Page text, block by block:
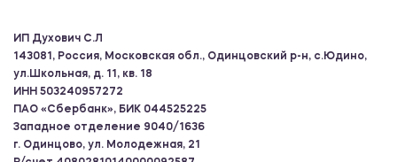
ИП Духович С.Л
143081, Россия, Московская обл., Одинцовский р-н, с.Юдино,
ул.Школьная, д. 11, кв. 18
ИНН 503240957272
ПАО «Сбербанк», БИК 044525225
Западное отделение 9040/1636
г. Одинцово, ул. Молодежная, 21